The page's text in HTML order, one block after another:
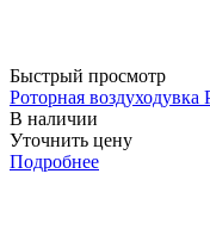
Быстрый просмотр
Роторная
В наличии
Уточнить цену
Подробнее